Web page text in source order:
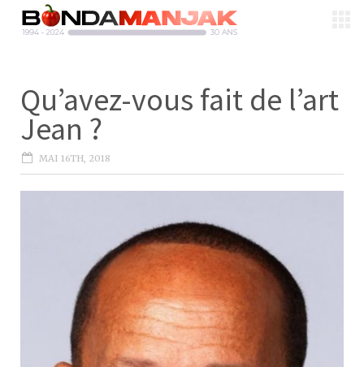
Qu’avez-vous fait de l’art
Jean ?
MAI 16TH, 2018